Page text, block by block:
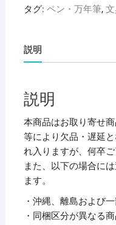
性
ー
カ
ス
カ
太
字
角
芯
8
色
（各
タグ: ペン・万年筆,
説明
説明
本商品はお取り寄せ
等により欠品・遅延
れ入りますが、何卒ご
また、以下の場合に
ます。
・沖縄、離島および
・同梱区分が異なる